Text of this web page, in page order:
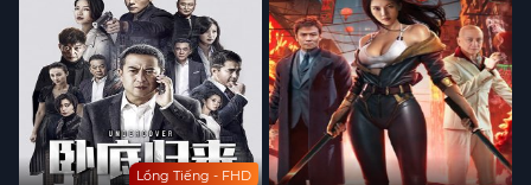
Lồng Tiếng - FHD